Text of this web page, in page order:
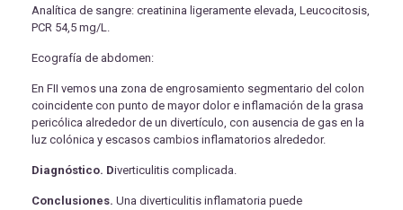
Analítica de sangre: creatinina ligeramente elevada, Leucocitosis,
PCR 54,5 mg/L.
Ecografía de abdomen:
En FII vemos una zona de engrosamiento segmentario del colon
coincidente con punto de mayor dolor e inflamación de la grasa
pericólica alrededor de un divertículo, con ausencia de gas en la
luz colónica y escasos cambios inflamatorios alrededor.
Diagnóstico. Diverticulitis complicada.
Conclusiones. Una diverticulitis inflamatoria puede